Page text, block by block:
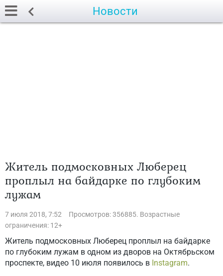
Новости
Житель подмосковных Люберец
проплыл на байдарке по глубоким
лужам
7 июля 2018, 7:52
Просмотров: 356885. Возрастные
ограничения: 12+
Житель подмосковных Люберец проплыл на байдарке
по глубоким лужам в одном из дворов на Октябрьском
проспекте, видео 10 июля появилось в Instagram.